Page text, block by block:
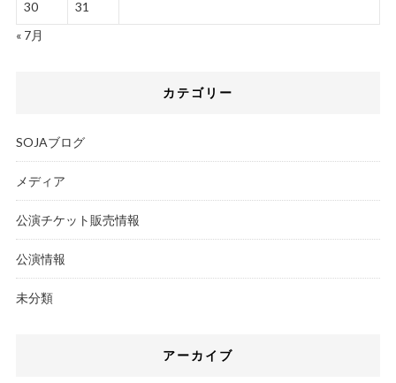
30
31
« 7月
カテゴリー
SOJAブログ
メディア
公演チケット販売情報
公演情報
未分類
アーカイブ